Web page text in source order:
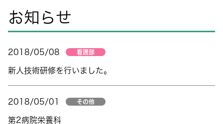
お知らせ
2018/05/08 看護部
新人技術研修を行いました。
2018/05/01 その他
第2病院栄養科